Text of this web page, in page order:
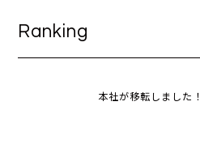
Ranking
本社が移転しました！